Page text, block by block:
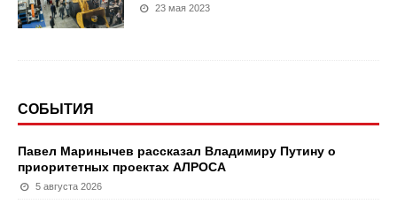
23 мая 2023
СОБЫТИЯ
Павел Маринычев рассказал Владимиру Путину о
приоритетных проектах АЛРОСА
5 августа 2026